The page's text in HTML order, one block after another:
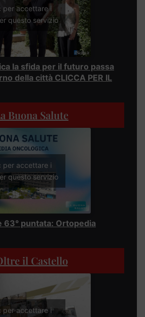
per accettare i
questo servizio
la sfida per il futuro passa
della città CLICCA PER IL
Buona Salute
per accettare i
questo servizio
63° puntata: Ortopedia
il Castello
per accettare i